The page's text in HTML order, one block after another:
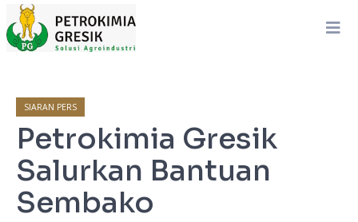
SIARAN PERS
Petrokimia Gresik
Salurkan Bantuan
Sembako